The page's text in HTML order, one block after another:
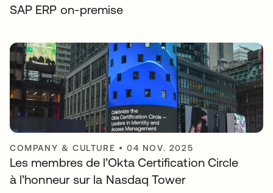
SAP ERP on-premise
COMPANY & CULTURE •04 NOV. 2025
Les membres de l’Okta Certification Circle
à l’honneur sur la Nasdaq Tower